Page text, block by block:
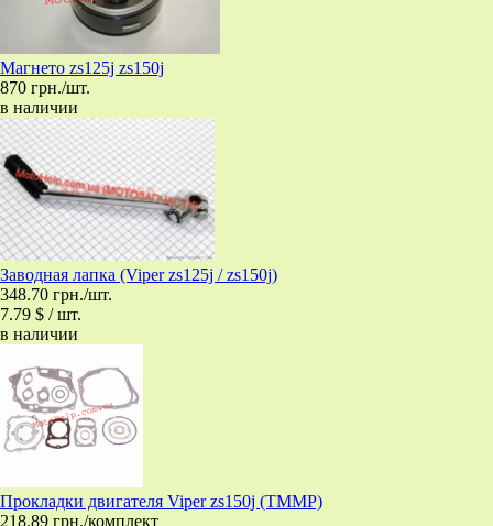
Магнето zs125j zs150j
870 грн./шт.
в наличии
Заводная лапка (Viper zs125j / zs150j)
348.70 грн./шт.
7.79 $ / шт.
в наличии
Прокладки двигателя Viper zs150j (TMMP)
218.89 грн./комплект